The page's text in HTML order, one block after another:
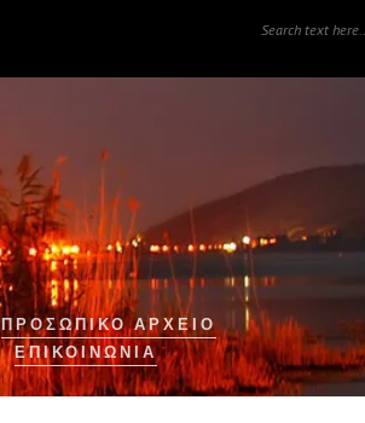
ΠΡΟΣΩΠΙΚΟ ΑΡΧΕΙΟ
ΕΠΙΚΟΙΝΩΝΊΑ